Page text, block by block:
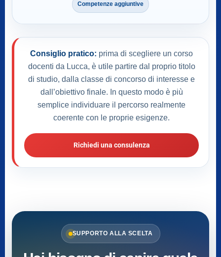
Competenze aggiuntive
Consiglio pratico: prima di scegliere un corso
docenti da Lucca, è utile partire dal proprio titolo
di studio, dalla classe di concorso di interesse e
dall’obiettivo finale. In questo modo è più
semplice individuare il percorso realmente
coerente con le proprie esigenze.
Richiedi una consulenza
SUPPORTO ALLA SCELTA